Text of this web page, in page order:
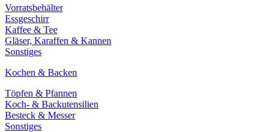
Vorratsbehälter
Essgeschirr
Kaffee & Tee
Gläser, Karaffen & Kannen
Sonstiges
Kochen & Backen
Töpfen & Pfannen
Koch- & Backutensilien
Besteck & Messer
Sonstiges